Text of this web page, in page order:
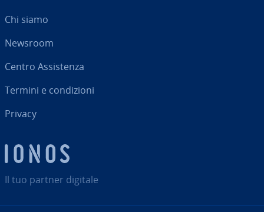
Il tuo partner digitale
Chi siamo
Newsroom
Centro As­si­sten­za
Termini e con­di­zio­ni
Privacy